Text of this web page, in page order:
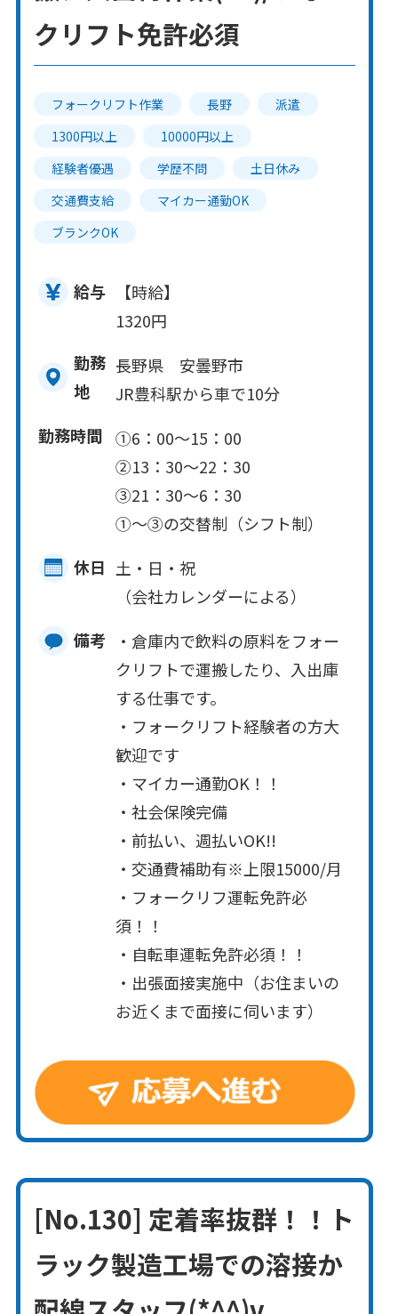
クリフト免許必須
フォークリフト作業 長野
派遣
1300円以上
10000円以上
経験者優遇
学歴不問
土日休み
交通費支給
マイカー通勤OK
ブランクOK
給与
【時給】
1320円
勤務
地
長野県 安曇野市
JR豊科駅から車で10分
勤務時間 ①6：00～15：00
②13：30～22：30
③21：30～6：30
①～③の交替制（シフト制）
休日 土・日・祝
（会社カレンダーによる）
備考
・倉庫内で飲料の原料をフォー
クリフトで運搬したり、入出庫
する仕事です。
・フォークリフト経験者の方大
歓迎です
・マイカー通勤OK！！
・社会保険完備
・前払い、週払いOK!!
・交通費補助有※上限15000/月
・フォークリフ運転免許必
須！！
・自転車運転免許必須！！
・出張面接実施中（お住まいの
お近くまで面接に伺います）
[No.130] 定着率抜群！！ト
ラック製造工場での溶接か